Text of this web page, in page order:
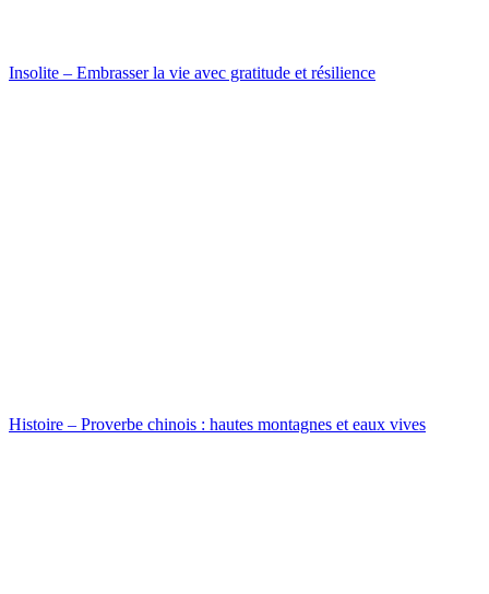
Insolite – Embrasser la vie avec gratitude et résilience
Histoire – Proverbe chinois : hautes montagnes et eaux vives